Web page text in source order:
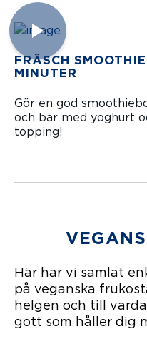
FRÄSCH
MINUTER
Gör en god
och bär med yoghurt
topping!
Här har vi samlat
på veganska
helgen och till
gott som håller dig